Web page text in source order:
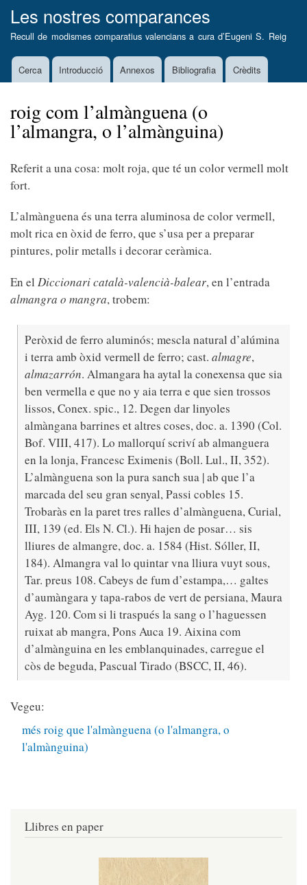
al
contingut
Les nostres comparances
Recull de modismes comparatius valencians a cura d’Eugeni S. Reig
MainCerca Introducció Annexos Bibliografia Crèdits
roig com l’almànguena (o
l’almangra, o l’almànguina)
Referit a una cosa: molt roja, que té un color vermell molt
fort.
L’almànguena és una terra aluminosa de color vermell,
molt rica en òxid de ferro, que s’usa per a preparar
pintures, polir metalls i decorar ceràmica.
En el Diccionari català-valencià-balear, en l’entrada
almangra o mangra, trobem:
Peròxid de ferro aluminós; mescla natural d’alúmina
i terra amb òxid vermell de ferro; cast. almagre,
almazarrón. Almangara ha aytal la conexensa que sia
ben vermella e que no y aia terra e que sien trossos
lissos, Conex. spic., 12. Degen dar linyoles
almàngana barrines et altres coses, doc. a. 1390 (Col.
Bof. VIII, 417). Lo mallorquí scriví ab almanguera
en la lonja, Francesc Eximenis (Boll. Lul., II, 352).
L’almànguena son la pura sanch sua | ab que l’a
marcada del seu gran senyal, Passi cobles 15.
Trobaràs en la paret tres ralles d’almànguena, Curial,
III, 139 (ed. Els N. Cl.). Hi hajen de posar… sis
lliures de almangre, doc. a. 1584 (Hist. Sóller, II,
184). Almangra val lo quintar vna lliura vuyt sous,
Tar. preus 108. Cabeys de fum d’estampa,… galtes
d’aumàngara y tapa-rabos de vert de persiana, Maura
Ayg. 120. Com si li traspués la sang o l’haguessen
ruixat ab mangra, Pons Auca 19. Aixina com
d’almànguina en les emblanquinades, carregue el
còs de beguda, Pascual Tirado (BSCC, II, 46).
Vegeu:
més roig que l'almànguena (o l'almangra, o
l'almànguina)
Llibres en paper